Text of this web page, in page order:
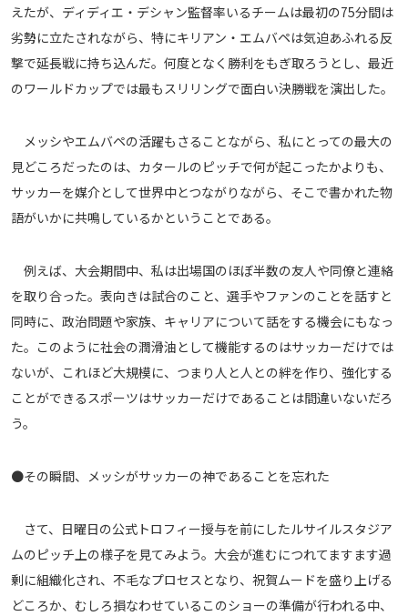
運営会社
ご利用にあたって
プライバシーポリシー
お問い合わせ
Share
© AbemaTV. Inc. All Rights Reserved.
えたが、ディディエ・デシャン監督率いるチームは最初の75分間は
劣勢に立たされながら、特にキリアン・エムバペは気迫あふれる反
撃で延長戦に持ち込んだ。何度となく勝利をもぎ取ろうとし、最近
のワールドカップでは最もスリリングで面白い決勝戦を演出した。
メッシやエムバペの活躍もさることながら、私にとっての最大の
見どころだったのは、カタールのピッチで何が起こったかよりも、
サッカーを媒介として世界中とつながりながら、そこで書かれた物
語がいかに共鳴しているかということである。
例えば、大会期間中、私は出場国のほぼ半数の友人や同僚と連絡
を取り合った。表向きは試合のこと、選手やファンのことを話すと
同時に、政治問題や家族、キャリアについて話をする機会にもなっ
た。このように社会の潤滑油として機能するのはサッカーだけでは
ないが、これほど大規模に、つまり人と人との絆を作り、強化する
ことができるスポーツはサッカーだけであることは間違いないだろ
う。
●その瞬間、メッシがサッカーの神であることを忘れた
さて、日曜日の公式トロフィー授与を前にしたルサイルスタジア
ムのピッチ上の様子を見てみよう。大会が進むにつれてますます過
剰に組織化され、不毛なプロセスとなり、祝賀ムードを盛り上げる
どころか、むしろ損なわせているこのショーの準備が行われる中、